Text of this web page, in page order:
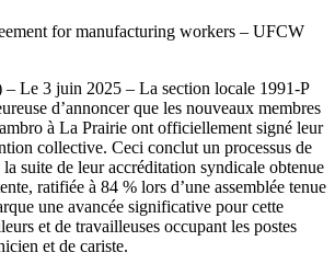
– Le 3 juin 2025 – La section locale 1991-P
d’annoncer que les nouveaux membres
à La Prairie ont officiellement signé leur
collective. Ceci conclut un processus de
suite de leur accréditation syndicale obtenue
ratifiée à 84 % lors d’une assemblée tenue
une avancée significative pour cette
et de travailleuses occupant les postes
et de cariste.